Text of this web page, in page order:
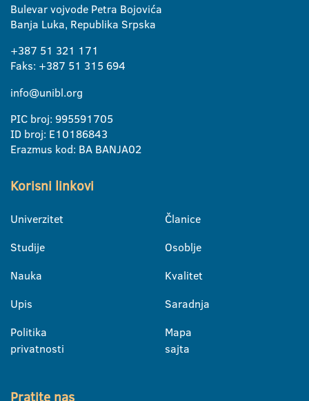
Bulevar vojvode Petra Bojovića
Banja Luka, Republika Srpska
+387 51 321 171
Faks: +387 51 315 694
info@unibl.org
PIC broj: 995591705
ID broj: E10186843
Erazmus kod: BA BANJA02
Korisni linkovi
Univerzitet
Studije
Nauka
Upis
Politika
privatnosti
Članice
Osoblje
Kvalitet
Saradnja
Mapa
sajta
Pratite nas